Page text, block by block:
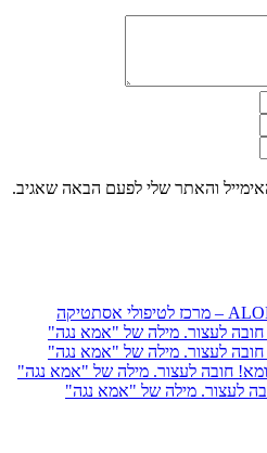
והאתר שלי לפעם הבאה שאגיב.
לעצור. מילה של "אמא נגה"
לעצור. מילה של "אמא נגה"
חובה לעצור. מילה של "אמא נגה"
לעצור. מילה של "אמא נגה"